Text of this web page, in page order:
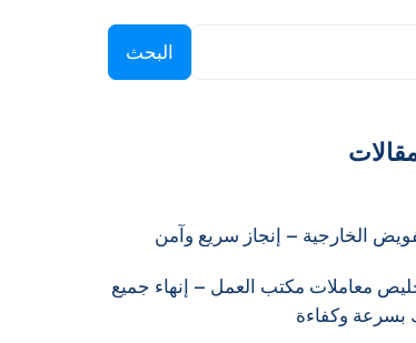
البحث
الخارجية – إنجاز سريع وآمن
معاملات مكتب العمل – إنهاء جميع
بسرعة وكفاءة